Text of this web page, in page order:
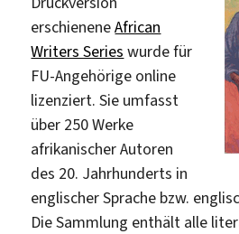
erschieneneAfrican
Writers Series wurde für
FU-Angehörige online
lizenziert. Sie umfasst
über 250 Werke
afrikanischer Autoren
des 20. Jahrhunderts in
englischer Sprache bzw.
Die Sammlung enthält alle